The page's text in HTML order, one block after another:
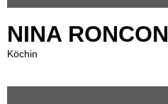
NINA RONCON
Köchin